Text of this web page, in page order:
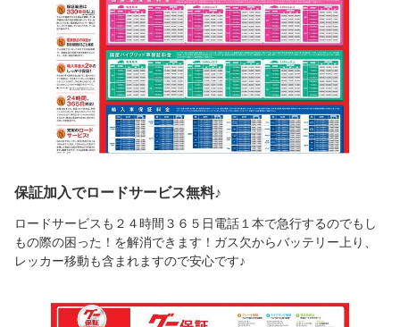
保証加入でロードサービス無料♪
ロードサービスも２４時間３６５日電話１本で急行するのでもし
もの際の困った！を解消できます！ガス欠からバッテリー上り、
レッカー移動も含まれますので安心です♪